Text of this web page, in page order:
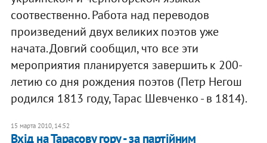
соотвественно. Работа над переводов
произведений двух великих поэтов уже
начата. Довгий сообщил, что все эти
мероприятия планируется завершить к 200-
летию со дня рождения поэтов (Петр Негош
родился 1813 году, Тарас Шевченко - в 1814).
15 марта 2010, 14:52
Вхід на Тарасову гору - за партійним